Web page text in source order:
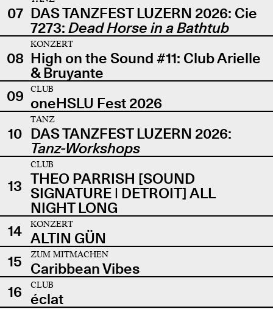
07 DAS TANZFEST LUZERN 2026: Cie
7273: Dead Horse in a Bathtub
08
KONZERT
High on the Sound #11: Club Arielle
& Bruyante
09
CLUB
oneHSLU Fest 2026
10
TANZ
DAS TANZFEST LUZERN 2026:
Tanz-Workshops
13
CLUB
THEO PARRISH [SOUND
SIGNATURE | DETROIT] ALL
NIGHT LONG
14
KONZERT
ALTIN GÜN
15
ZUM MITMACHEN
Caribbean Vibes
16
CLUB
éclat